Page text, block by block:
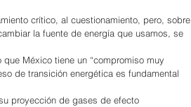
crítico, al cuestionamiento, pero, sobre
la fuente de energía que usamos, se
México tiene un “compromiso muy
de transición energética es fundamental
proyección de gases de efecto